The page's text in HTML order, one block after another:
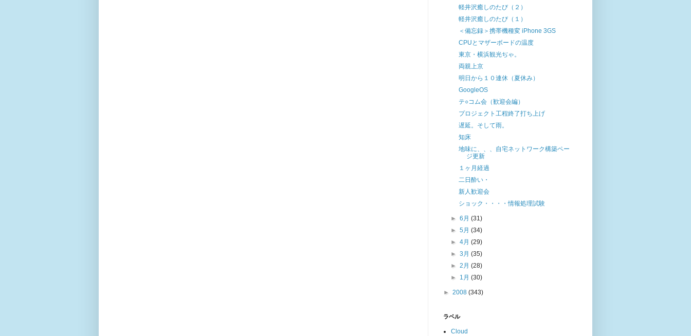
軽井沢癒しのたび（２）
軽井沢癒しのたび（１）
＜備忘録＞携帯機種変 iPhone 3GS
CPUとマザーボードの温度
東京・横浜観光ぢゃ。
両親上京
明日から１０連休（夏休み）
GoogleOS
テ○コム会（歓迎会編）
プロジェクト工程終了打ち上げ
遅延。そして雨。
知床
地味に、、、自宅ネットワーク構築ペー
ジ更新
１ヶ月経過
二日酔い・
新人歓迎会
ショック・・・・情報処理試験
►6月(31)
►5月(34)
►4月(29)
►3月(35)
►2月(28)
► 1月(30)
► 2008 (343)
ラベル
Cloud